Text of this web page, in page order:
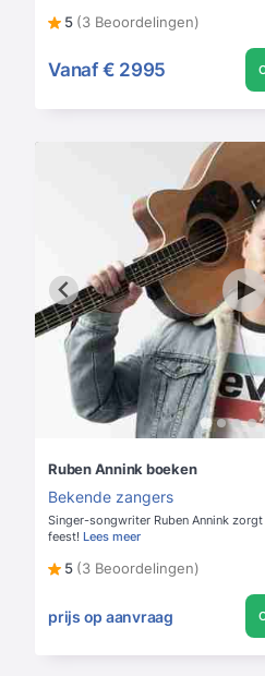
5 (3 Beoordelingen)
Vanaf € 2995
Ruben Annink boeken
Bekende zangers
Singer-songwriter Ruben Annink
feest! Lees meer
5 (3 Beoordelingen)
prijs op aanvraag